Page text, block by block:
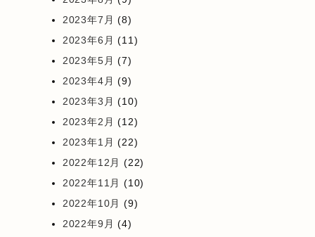
2023年7月 (8)
2023年6月 (11)
2023年5月 (7)
2023年4月 (9)
2023年3月 (10)
2023年2月 (12)
2023年1月 (22)
2022年12月 (22)
2022年11月 (10)
2022年10月 (9)
2022年9月 (4)